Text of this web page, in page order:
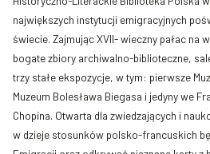
największych instytucji emigracyjnych
świecie. Zajmując XVII- wieczny pałac na
bogate zbiory archiwalno-biblioteczne,
trzy stałe ekspozycje, w tym: pierwsze
Muzeum Bolesława Biegasa i jedyny we
Chopina. Otwarta dla zwiedzających i
w dzieje stosunków polsko-francuskich